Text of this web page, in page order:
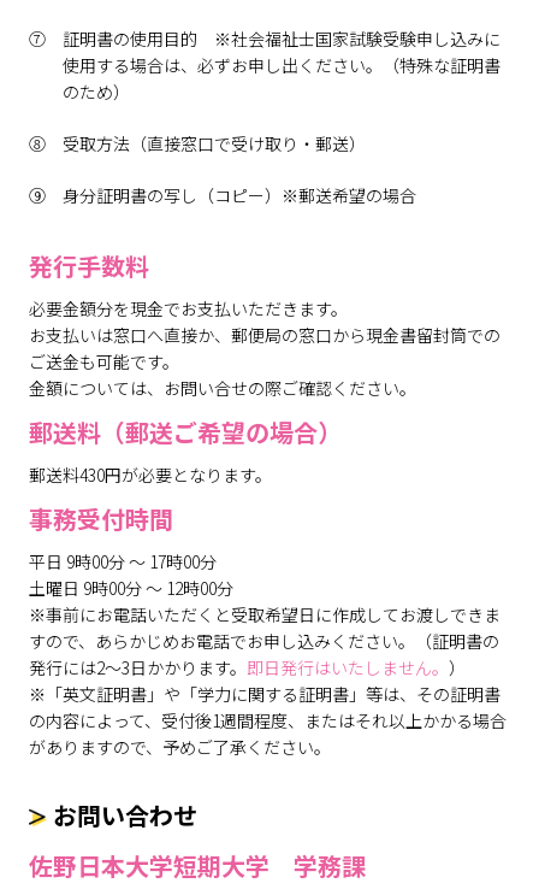
証明書の使用目的 ※社会福祉士国家試験受験申し込みに
使用する場合は、必ずお申し出ください。（特殊な証明書
のため）
受取方法（直接窓口で受け取り・郵送）
身分証明書の写し（コピー）※郵送希望の場合
発行手数料
必要金額分を現金でお支払いただきます。
お支払いは窓口へ直接か、郵便局の窓口から現金書留封筒での
ご送金も可能です。
金額については、お問い合せの際ご確認ください。
郵送料（郵送ご希望の場合）
郵送料430円が必要となります。
事務受付時間
平日 9時00分 〜 17時00分
土曜日 9時00分 〜 12時00分
※事前にお電話いただくと受取希望日に作成してお渡しできま
すので、あらかじめお電話でお申し込みください。（証明書の
発行には2〜3日かかります。 即日発行はいたしません。 ）
※「英文証明書」や「学力に関する証明書」等は、その証明書
の内容によって、受付後1週間程度、またはそれ以上かかる場合
がありますので、予めご了承ください。
お問い合わせ
佐野日本大学短期大学 学務課